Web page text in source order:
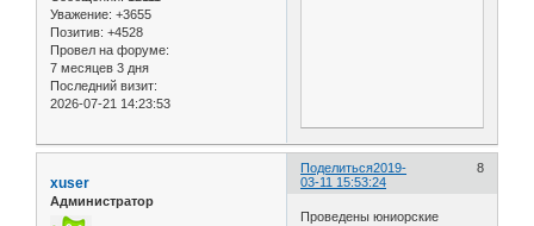
Уважение: +3655
Позитив: +4528
Провел на форуме:
7 месяцев 3 дня
Последний визит:
2026-07-21 14:23:53
Поделиться 8
2019-
03-11 15:53:24
xuser
Администратор
Проведены юниорские